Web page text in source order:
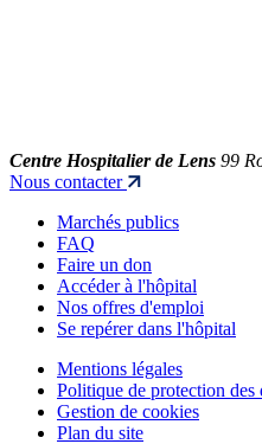
Centre Hospitalier de Lens 99
Nous contacter
Marchés publics
FAQ
Faire un don
Accéder à l'hôpital
Nos offres d'emploi
Se repérer dans l'hôpital
Mentions légales
Politique de protection des
Gestion de cookies
Plan du site